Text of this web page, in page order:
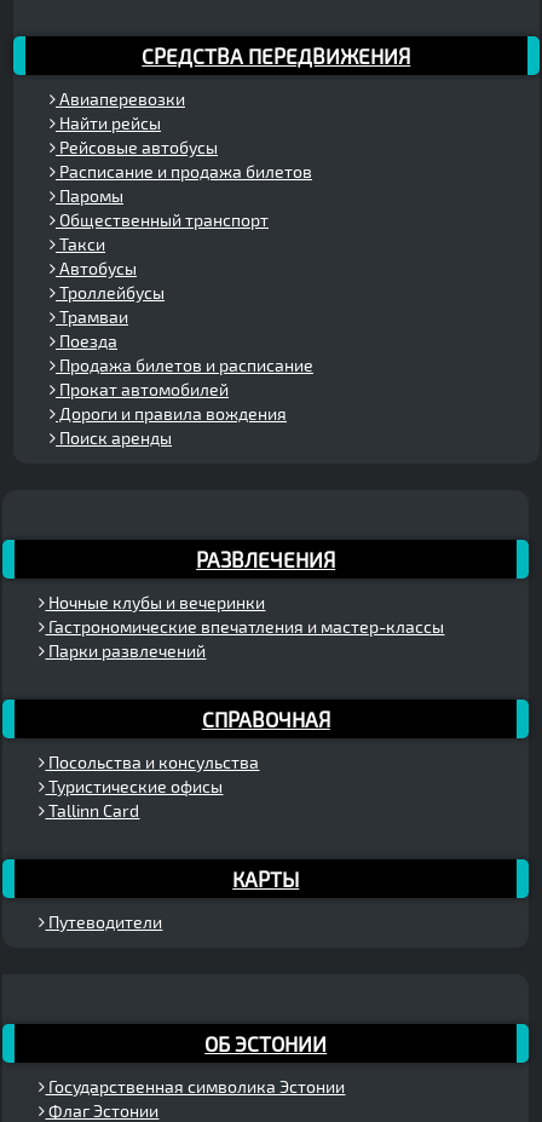
СРЕДСТВА ПЕРЕДВИЖЕНИЯ
Авиаперевозки
Найти рейсы
Рейсовые автобусы
Расписание и продажа билетов
Паромы
Общественный транспорт
Такси
Автобусы
Троллейбусы
Трамваи
Поезда
Продажа билетов и расписание
Прокат автомобилей
Дороги и правила вождения
Поиск аренды
РАЗВЛЕЧЕНИЯ
Ночные клубы и вечеринки
Гастрономические впечатления и мастер-классы
Парки развлечений
СПРАВОЧНАЯ
Посольства и консульства
Туристические офисы
Tallinn Card
КАРТЫ
Путеводители
ОБ ЭСТОНИИ
Государственная символика Эстонии
Флаг Эстонии